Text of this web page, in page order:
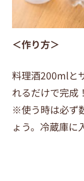
＜作り方＞
料理酒200mlと
れるだけで完成！
※使う時は必ず
ょう。冷蔵庫に